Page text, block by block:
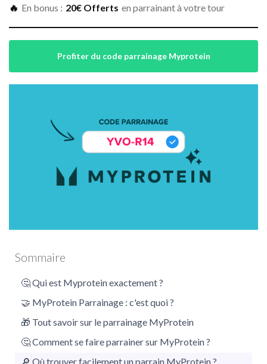
🔥 En bonus : 20€ Offerts en parrainant à votre tour
Profiter du code parrainage Myprotein
Myprotein
Sommaire
🤔 Qui est Myprotein exactement ?
🤝 MyProtein Parrainage : c'est quoi ?
🎁 Tout savoir sur le parrainage MyProtein
🤔 Comment se faire parrainer sur MyProtein ?
🔎 Où trouver facilement un parrain MyProtein ?